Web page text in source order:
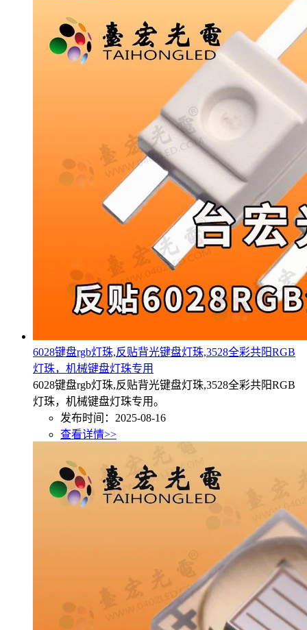
6028键盘rgb灯珠,反贴背光键盘灯珠,3528全彩共阳RGB
灯珠，机械键盘灯珠专用
6028键盘rgb灯珠,反贴背光键盘灯珠,3528全彩共阳RGB
灯珠，机械键盘灯珠专用。
发布时间：2025-08-16
查看详情>>